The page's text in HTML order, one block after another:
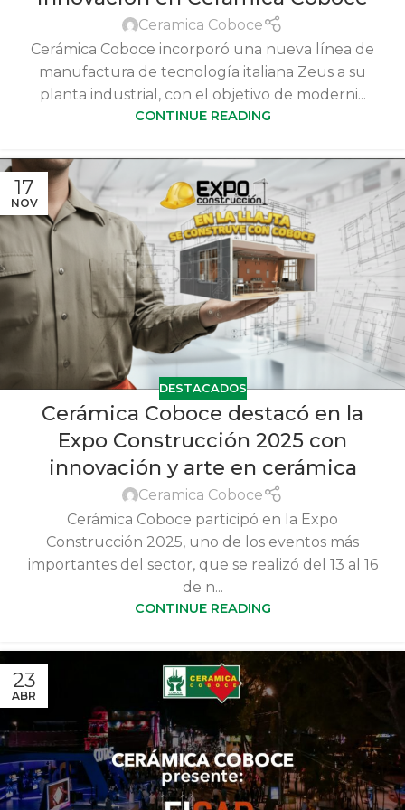
Ceramica Coboce
Cerámica Coboce incorporó una nueva línea de
manufactura de tecnología italiana Zeus a su
planta industrial, con el objetivo de moderni...
CONTINUE READING
17
NOV
DESTACADOS
Cerámica Coboce destacó en la
Expo Construcción 2025 con
innovación y arte en cerámica
Ceramica Coboce
Cerámica Coboce participó en la Expo
Construcción 2025, uno de los eventos más
importantes del sector, que se realizó del 13 al 16
de n...
CONTINUE READING
23
ABR